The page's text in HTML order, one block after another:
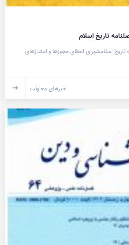
تاریخ اسلام
اسلامشورای اعطای مجوزها و امتیازهای
خبرهای معاونت